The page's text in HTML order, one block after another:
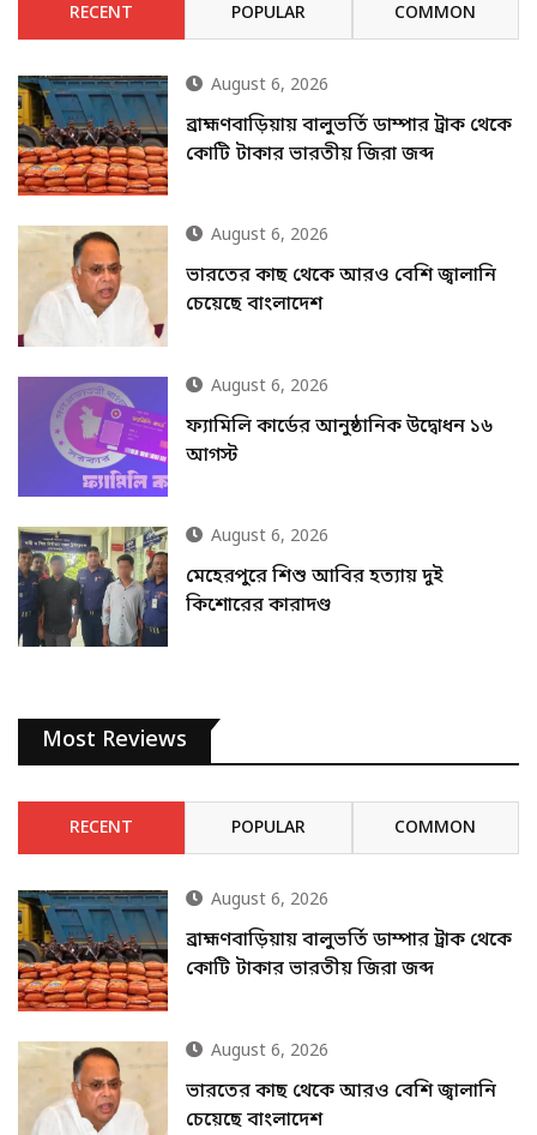
RECENT POPULAR COMMON
August 6, 2026
ব্রাহ্মণবাড়িয়ায় বালুভর্তি ডাম্পার ট্রাক থেকে
কোটি টাকার ভারতীয় জিরা জব্দ
August 6, 2026
ভারতের কাছ থেকে আরও বেশি জ্বালানি
চেয়েছে বাংলাদেশ
August 6, 2026
ফ্যামিলি কার্ডের আনুষ্ঠানিক উদ্বোধন ১৬
আগস্ট
August 6, 2026
মেহেরপুরে শিশু আবির হত্যায় দুই
কিশোরের কারাদণ্ড
Most Reviews
RECENT POPULAR COMMON
August 6, 2026
ব্রাহ্মণবাড়িয়ায় বালুভর্তি ডাম্পার ট্রাক থেকে
কোটি টাকার ভারতীয় জিরা জব্দ
August 6, 2026
ভারতের কাছ থেকে আরও বেশি জ্বালানি
চেয়েছে বাংলাদেশ